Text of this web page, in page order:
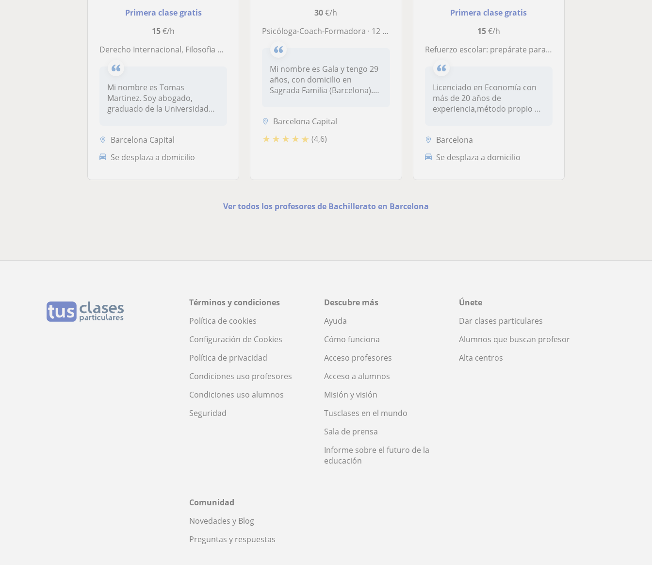
Primera clase gratis
15€/h
Derecho Internacional, Filosofia del Derecho
Mi nombre es Tomas
Martinez. Soy abogado,
graduado de la Universidad
Barcelona Capital
Se desplaza a domicilio
30€/h
Psicóloga-Coach-Formadora · 12 años experiencia ESO y BACHILLERATO · Presencial u Online
Mi nombre es Gala y tengo 29
años, con domicilio en
Sagrada Familia (Barcelona).
Barcelona Capital
★ ★ ★ ★ ★ (4,6)
Primera clase gratis
15€/h
Refuerzo escolar: prepárate para la ESO-Barcelona
Licenciado en Economía con
más de 20 años de
experiencia,método propio en
Barcelona
Se desplaza a domicilio
Ver todos los profesores de Bachillerato en Barcelona
Términos y condiciones
Política de cookies
Configuración de Cookies
Política de privacidad
Condiciones uso profesores
Condiciones uso alumnos
Seguridad
Descubre más
Ayuda
Cómo funciona
Acceso profesores
Acceso a alumnos
Misión y visión
Tusclases en el mundo
Sala de prensa
Informe sobre el futuro de la
educación
Únete
Dar clases particulares
Alumnos que buscan profesor
Alta centros
Comunidad
Novedades y Blog
Preguntas y respuestas